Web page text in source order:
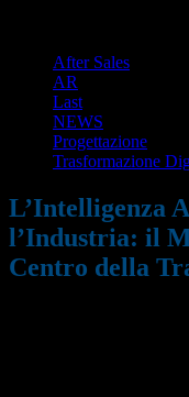
After Sales
AR
Last
NEWS
Progettazione
Trasformazione
L’Intelligenza
l’Industria: il
Centro della